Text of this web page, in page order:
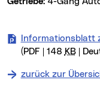
Informationsblatt
(PDF | 148 KB|
zurück zur